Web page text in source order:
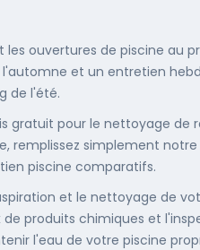
les ouvertures de piscine au
et un entretien
de l'été.
gratuit pour le nettoyage de
remplissez simplement
piscine comparatifs.
et le nettoyage de
de produits chimiques et
l'eau de votre piscine